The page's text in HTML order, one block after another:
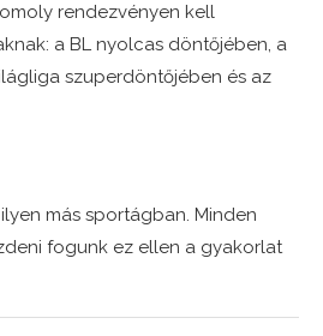
rendezvényen kell
a BL nyolcas döntőjében, a
szuperdöntőjében és az
más sportágban. Minden
fogunk ez ellen a gyakorlat